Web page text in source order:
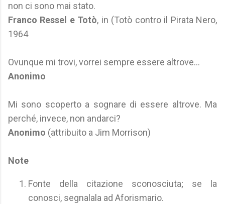
non ci sono mai stato.
Franco Ressel e Totò, in (Totò contro il Pirata Nero,
1964
Ovunque mi trovi, vorrei sempre essere altrove...
Anonimo
Mi sono scoperto a sognare di essere altrove. Ma
perché, invece, non andarci?
Anonimo (attribuito a Jim Morrison)
Note
Fonte della citazione sconosciuta; se la
conosci, segnalala ad Aforismario.